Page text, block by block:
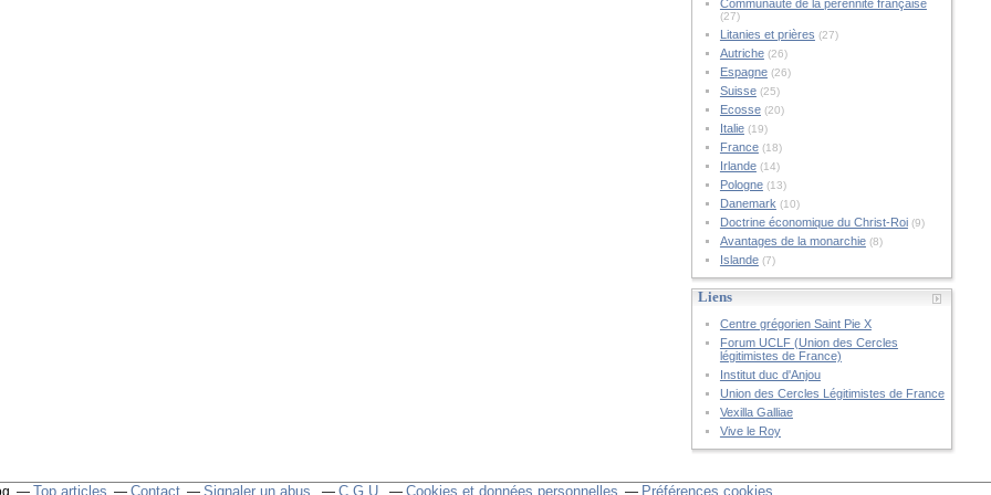
Communauté de la pérennité française
(27)
Litanies et prières (27)
Autriche(26)
Espagne(26)
Suisse(25)
Ecosse(20)
Italie(19)
France(18)
Irlande(14)
Pologne(13)
Danemark (10)
Doctrine économique du Christ-Roi(9)
Avantages de la monarchie(8)
Islande(7)
Liens
Centre grégorien Saint Pie X
Forum UCLF (Union des Cercles
légitimistes de France)
Institut duc d'Anjou
Union des Cercles Légitimistes de France
Vexilla Galliae
Vive le Roy
Top articles Contact Signaler un abus C.G.U. Cookies et données personnelles Préférences cookies